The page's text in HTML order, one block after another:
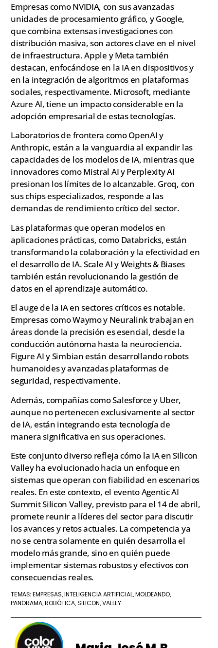
Empresas como NVIDIA, con sus avanzadas
unidades de procesamiento gráfico, y Google,
que combina extensas investigaciones con
distribución masiva, son actores clave en el nivel
de infraestructura. Apple y Meta también
destacan, enfocándose en la IA en dispositivos y
en la integración de algoritmos en plataformas
sociales, respectivamente. Microsoft, mediante
Azure AI, tiene un impacto considerable en la
adopción empresarial de estas tecnologías.
Laboratorios de frontera como OpenAI y
Anthropic, están a la vanguardia al expandir las
capacidades de los modelos de IA, mientras que
innovadores como Mistral AI y Perplexity AI
presionan los límites de lo alcanzable. Groq, con
sus chips especializados, responde a las
demandas de rendimiento crítico del sector.
Las plataformas que operan modelos en
aplicaciones prácticas, como Databricks, están
transformando la colaboración y la efectividad en
el desarrollo de IA. Scale AI y Weights & Biases
también están revolucionando la gestión de
datos en el aprendizaje automático.
El auge de la IA en sectores críticos es notable.
Empresas como Waymo y Neuralink trabajan en
áreas donde la precisión es esencial, desde la
conducción autónoma hasta la neurociencia.
Figure AI y Simbian están desarrollando robots
humanoides y avanzadas plataformas de
seguridad, respectivamente.
Además, compañías como Salesforce y Uber,
aunque no pertenecen exclusivamente al sector
de IA, están integrando esta tecnología de
manera significativa en sus operaciones.
Este conjunto diverso refleja cómo la IA en Silicon
Valley ha evolucionado hacia un enfoque en
sistemas que operan con fiabilidad en escenarios
reales. En este contexto, el evento Agentic AI
Summit Silicon Valley, previsto para el 14 de abril,
promete reunir a líderes del sector para discutir
los avances y retos actuales. La competencia ya
no se centra solamente en quién desarrolla el
modelo más grande, sino en quién puede
implementar sistemas robustos y efectivos con
consecuencias reales.
TEMAS: EMPRESAS, INTELIGENCIA ARTIFICIAL, MOLDEANDO,
PANORAMA, ROBÓTICA,SILICON,VALLEY